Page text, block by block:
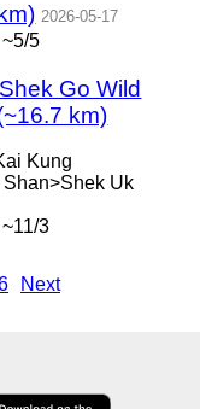
2026-05-17
5
Go Wild
km)
Kung
Uk
3
Next